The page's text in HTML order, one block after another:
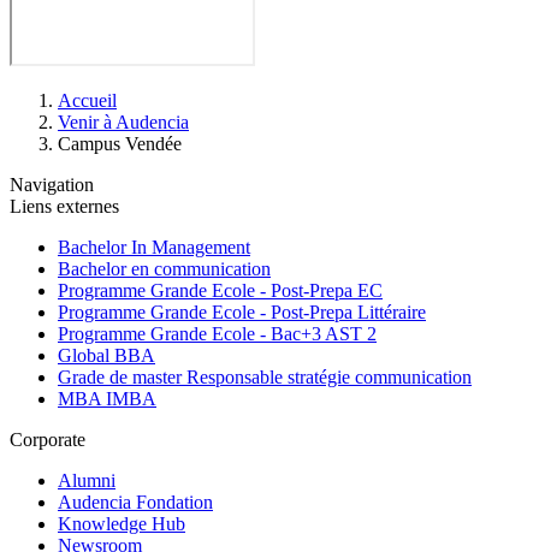
d'Ariane
Accueil
Venir à Audencia
Campus Vendée
Navigation
Liens externes
Bachelor In Management
Bachelor en communication
Programme Grande Ecole - Post-Prepa EC
Programme Grande Ecole - Post-Prepa Littéraire
Programme Grande Ecole - Bac+3 AST 2
Global BBA
Grade de master Responsable stratégie communication
MBA IMBA
Corporate
Alumni
Audencia Fondation
Knowledge Hub
Newsroom